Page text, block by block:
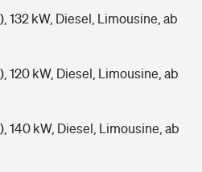
132 kW, Diesel, Limousine, ab
120 kW, Diesel, Limousine, ab
140 kW, Diesel, Limousine, ab